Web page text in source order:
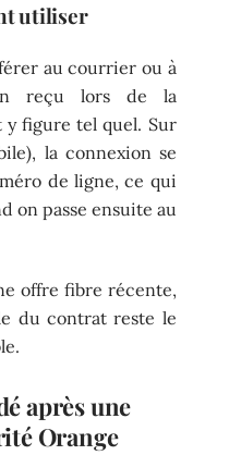
utiliser
au courrier ou à
reçu lors de la
y figure tel quel. Sur
la connexion se
de ligne, ce qui
on passe ensuite au
offre fibre récente,
du contrat reste le
après une
Orange